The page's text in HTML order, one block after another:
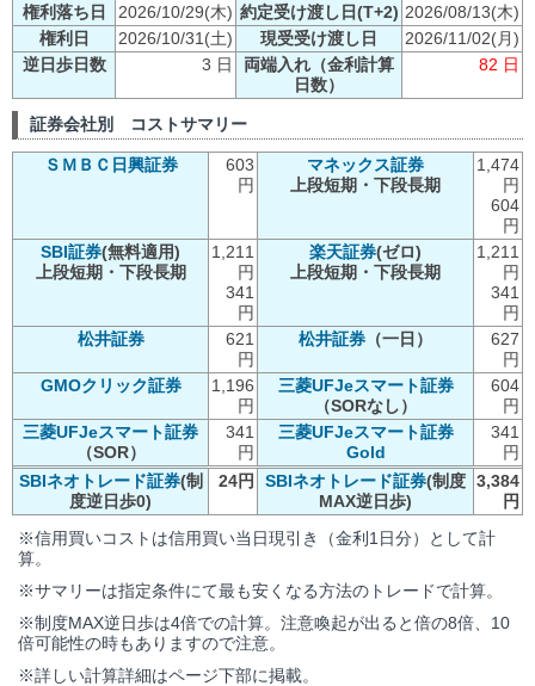
権利落ち日 2026/10/29(木) 約定受け渡し日(T+2) 2026/08/13(木)
権利日
2026/10/31(土) 現受受け渡し日
2026/11/02(月)
逆日歩日数
3 日
両端入れ（金利計算
日数）
82 日
証券会社別 コストサマリー
ＳＭＢＣ日興証券
603
円
マネックス証券
上段短期・下段長期
1,474
円
604
円
SBI証券(無料適用)
上段短期・下段長期
1,211
円
341
円
楽天証券(ゼロ)
上段短期・下段長期
1,211
円
341
円
松井証券
621
円
松井証券 （一日）
627
円
GMOクリック証券
1,196
円
三菱UFJeスマート証券
（SORなし）
604
円
三菱UFJeスマート証券
（SOR）
341
円
三菱UFJeスマート証券
Gold
341
円
SBIネオトレード証券(制
度逆日歩0)
24円 SBIネオトレード証券(制度
MAX逆日歩)
3,384
円
※信用買いコストは信用買い当日現引き（金利1日分）として計
算。
※サマリーは指定条件にて最も安くなる方法のトレードで計算。
※制度MAX逆日歩は4倍での計算。注意喚起が出ると倍の8倍、10
倍可能性の時もありますので注意。
※詳しい計算詳細はページ下部に掲載。